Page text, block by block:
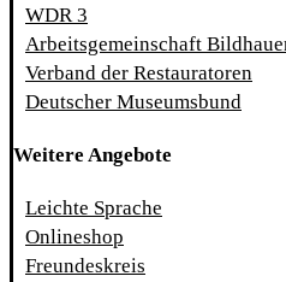
WDR 3
Arbeitsgemeinschaft
Verband der Restauratoren
Deutscher Museumsbund
Weitere Angebote
Leichte Sprache
Onlineshop
Freundeskreis